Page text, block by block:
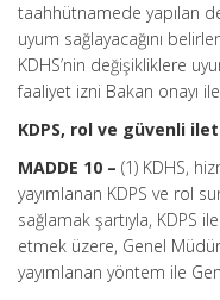
taahhütnamede yapılan
uyum sağlayacağını
KDHS’nin değişikliklere
faaliyet izni Bakan onayı
KDPS, rol ve güvenli
MADDE 10 – (1) KDHS,
yayımlanan KDPS ve rol
sağlamak şartıyla, KDPS
etmek üzere, Genel
yayımlanan yöntem ile